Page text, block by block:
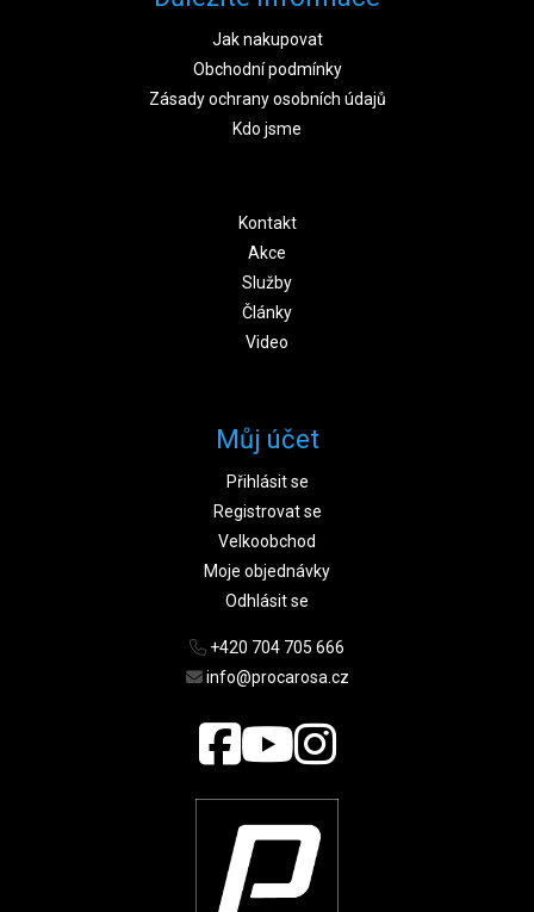
Jak nakupovat
Obchodní podmínky
Zásady ochrany osobních údajů
Kdo jsme
Kontakt
Akce
Služby
Články
Video
Můj účet
Přihlásit se
Registrovat se
Velkoobchod
Moje objednávky
Odhlásit se
+420 704 705 666
info@procarosa.cz